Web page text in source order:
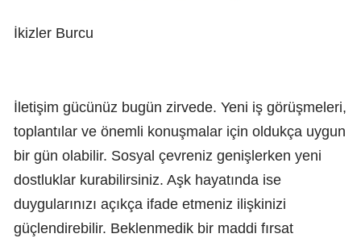
İkizler Burcu
İletişim gücünüz bugün zirvede. Yeni iş görüşmeleri,
toplantılar ve önemli konuşmalar için oldukça uygun
bir gün olabilir. Sosyal çevreniz genişlerken yeni
dostluklar kurabilirsiniz. Aşk hayatında ise
duygularınızı açıkça ifade etmeniz ilişkinizi
güçlendirebilir. Beklenmedik bir maddi fırsat